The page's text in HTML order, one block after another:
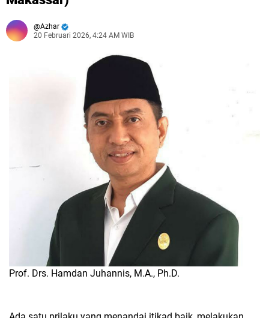
Azhar
20 Februari 2026, 4:24 AM WIB
Prof. Drs. Hamdan Juhannis, M.A., Ph.D.